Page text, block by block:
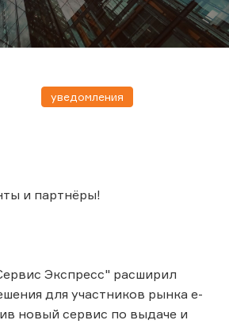
уведомления
и партнёры!
Экспресс" расширил
для участников рынка e-
новый сервис по выдаче и